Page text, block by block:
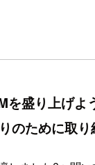
を盛り上げよ
のために取